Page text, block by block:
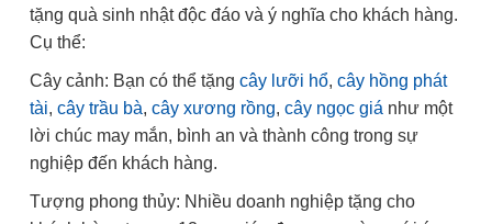
tặng quà sinh nhật độc đáo và ý nghĩa cho khách hàng.
Cụ thể:
Cây cảnh: Bạn có thể tặng cây lưỡi hổ, cây hồng phát
tài, cây trầu bà, cây xương rồng, cây ngọc giá như một
lời chúc may mắn, bình an và thành công trong sự
nghiệp đến khách hàng.
Tượng phong thủy: Nhiều doanh nghiệp tặng cho